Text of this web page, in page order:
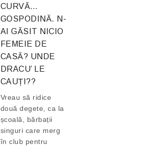
CURVĂ…
GOSPODINĂ. N-
AI GĂSIT NICIO
FEMEIE DE
CASĂ? UNDE
DRACU’ LE
CAUȚI??
Vreau să ridice
două degete, ca la
școală, bărbații
singuri care merg
în club pentru